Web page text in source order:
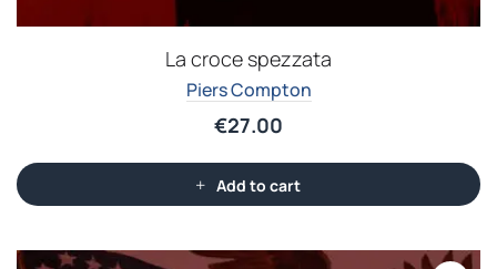
La croce spezzata
Piers Compton
€27.00
Add to cart